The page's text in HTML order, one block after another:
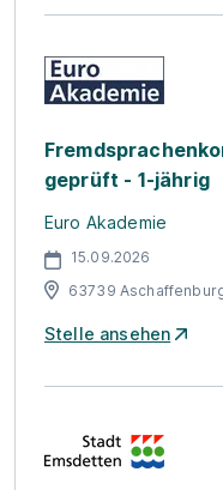
geprüft - 1-jährig
Euro Akademie
15.09.2026
63739
Stelle ansehen